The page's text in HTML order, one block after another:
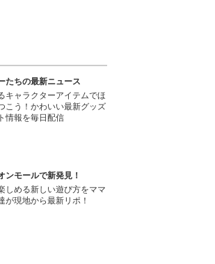
たちの最新ニュース
キャラクターアイテムでほ
こう！かわいい最新グッズ
情報を毎日配信
ンモールで新発見！
しめる新しい遊び方をママ
が現地から最新リポ！